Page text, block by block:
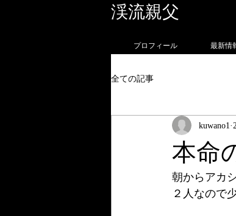
渓流親父
プロフィール 最新情
全ての記事
本命
kuwano1
朝からアカ
２人なので